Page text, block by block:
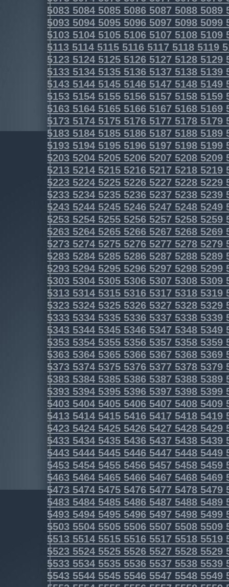
5083 5084 5085 5086 5087 5088 5089
5093 5094 5095 5096 5097 5098 5099
5103 5104 5105 5106 5107 5108 5109
5113 5114 5115 5116 5117 5118 5119
5123 5124 5125 5126 5127 5128 5129
5133 5134 5135 5136 5137 5138 5139
5143 5144 5145 5146 5147 5148 5149
5153 5154 5155 5156 5157 5158 5159
5163 5164 5165 5166 5167 5168 5169
5173 5174 5175 5176 5177 5178 5179
5183 5184 5185 5186 5187 5188 5189
5193 5194 5195 5196 5197 5198 5199
5203 5204 5205 5206 5207 5208 5209
5213 5214 5215 5216 5217 5218 5219
5223 5224 5225 5226 5227 5228 5229
5233 5234 5235 5236 5237 5238 5239
5243 5244 5245 5246 5247 5248 5249
5253 5254 5255 5256 5257 5258 5259
5263 5264 5265 5266 5267 5268 5269
5273 5274 5275 5276 5277 5278 5279
5283 5284 5285 5286 5287 5288 5289
5293 5294 5295 5296 5297 5298 5299
5303 5304 5305 5306 5307 5308 5309
5313 5314 5315 5316 5317 5318 5319
5323 5324 5325 5326 5327 5328 5329
5333 5334 5335 5336 5337 5338 5339
5343 5344 5345 5346 5347 5348 5349
5353 5354 5355 5356 5357 5358 5359
5363 5364 5365 5366 5367 5368 5369
5373 5374 5375 5376 5377 5378 5379
5383 5384 5385 5386 5387 5388 5389
5393 5394 5395 5396 5397 5398 5399
5403 5404 5405 5406 5407 5408 5409
5413 5414 5415 5416 5417 5418 5419
5423 5424 5425 5426 5427 5428 5429
5433 5434 5435 5436 5437 5438 5439
5443 5444 5445 5446 5447 5448 5449
5453 5454 5455 5456 5457 5458 5459
5463 5464 5465 5466 5467 5468 5469
5473 5474 5475 5476 5477 5478 5479
5483 5484 5485 5486 5487 5488 5489
5493 5494 5495 5496 5497 5498 5499
5503 5504 5505 5506 5507 5508 5509
5513 5514 5515 5516 5517 5518 5519
5523 5524 5525 5526 5527 5528 5529
5533 5534 5535 5536 5537 5538 5539
5543 5544 5545 5546 5547 5548 5549